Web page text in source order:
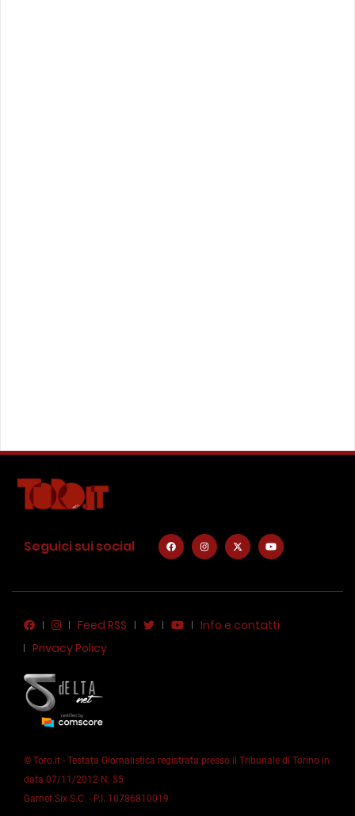
Seguici sui social
Feed RSS
Info e contatti
Privacy Policy
© Toro.it - Testata Giornalistica registrata presso il Tribunale di Torino in
data 07/11/2012 N. 55
Garnet Six S.C. - P.I. 10786810019